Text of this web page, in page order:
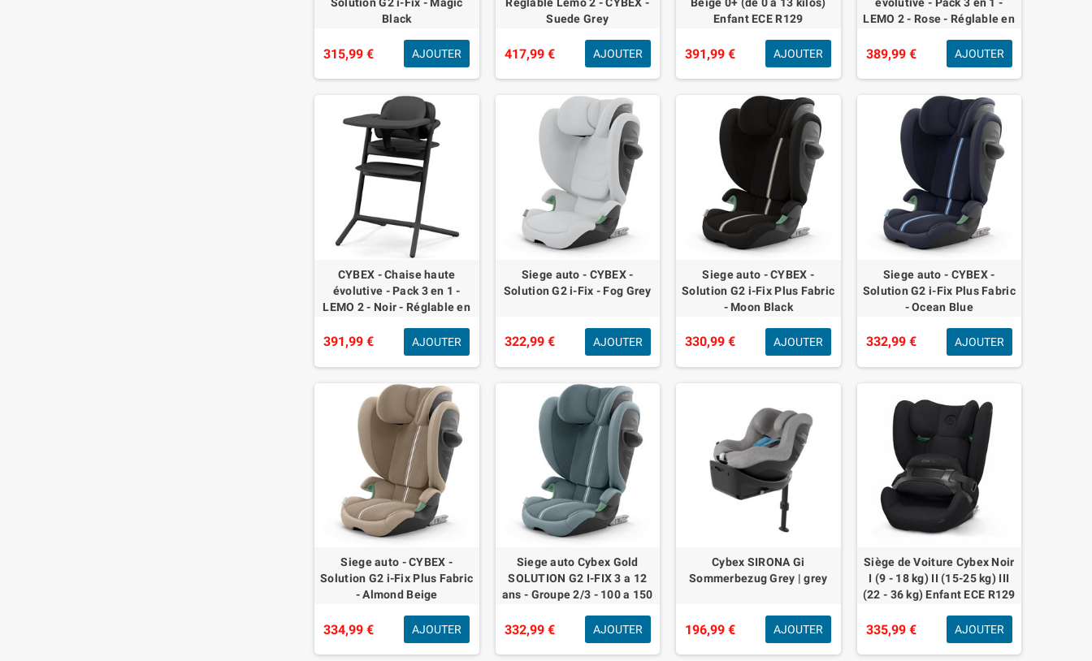
Solution G2 i-Fix - Magic
Black
315,99 € AJOUTER
Réglable Lemo 2 - CYBEX -
Suede Grey
417,99 € AJOUTER
Beige 0+ (de 0 a 13 kilos)
Enfant ECE R129
391,99 € AJOUTER
évolutive - Pack 3 en 1 -
LEMO 2 - Rose - Réglable en
Set bébé inclus
389,99 € AJOUTER
CYBEX - Chaise haute
évolutive - Pack 3 en 1 -
LEMO 2 - Noir - Réglable en
Set bébé inclus
391,99 € AJOUTER
Siege auto - CYBEX -
Solution G2 i-Fix - Fog Grey
322,99 € AJOUTER
Siege auto - CYBEX -
Solution G2 i-Fix Plus Fabric
- Moon Black
330,99 € AJOUTER
Siege auto - CYBEX -
Solution G2 i-Fix Plus Fabric
- Ocean Blue
332,99 € AJOUTER
Siege auto - CYBEX -
Solution G2 i-Fix Plus Fabric
- Almond Beige
334,99 € AJOUTER
Siege auto Cybex Gold
SOLUTION G2 I-FIX 3 a 12
ans - Groupe 2/3 - 100 a 150
332,99 € AJOUTER
Cybex SIRONA Gi
Sommerbezug Grey | grey
196,99 € AJOUTER
Siège de Voiture Cybex Noir
I (9 - 18 kg) II (15-25 kg) III
(22 - 36 kg) Enfant ECE R129
335,99 € AJOUTER